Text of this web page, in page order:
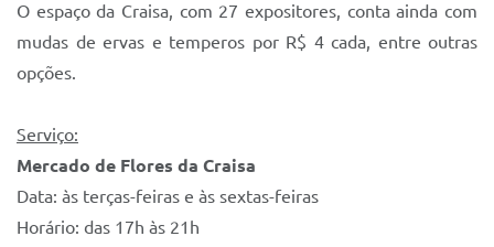
O espaço da Craisa, com 27 expositores, conta ainda com
mudas de ervas e temperos por R$ 4 cada, entre outras
opções.
Serviço:
Mercado de Flores da Craisa
Data: às terças-feiras e às sextas-feiras
Horário: das 17h às 21h